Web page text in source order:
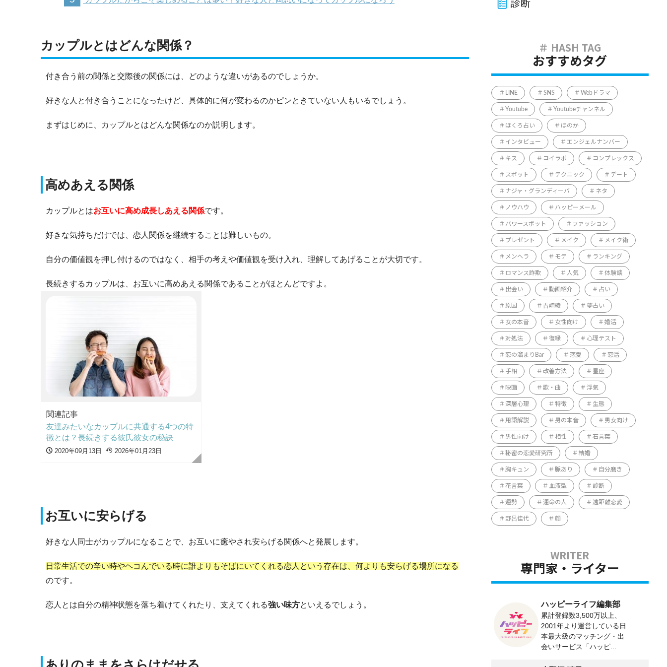
カップルとはどんな関係？
付き合う前の関係と交際後の関係には、どのような違いがあるのでしょうか。
好きな人と付き合うことになったけど、具体的に何が変わるのかピンときていない人もいるでしょう。
まずはじめに、カップルとはどんな関係なのか説明します。
高めあえる関係
カップルとはお互いに高め成長しあえる関係です。
好きな気持ちだけでは、恋人関係を継続することは難しいもの。
自分の価値観を押し付けるのではなく、相手の考えや価値観を受け入れ、理解してあげることが大切です。
長続きするカップルは、お互いに高めあえる関係であることがほとんどですよ。
関連記事
友達みたいなカップルに共通する4つの特
徴とは？長続きする彼氏彼女の秘訣
2020年09月13日 2026年01月23日
お互いに安らげる
好きな人同士がカップルになることで、お互いに癒やされ安らげる関係へと発展します。
日常生活での辛い時やヘコんでいる時に誰よりもそばにいてくれる恋人という存在は、何よりも安らげる場所になる
のです。
恋人とは自分の精神状態を落ち着けてくれたり、支えてくれる強い味方といえるでしょう。
診断
おすすめタグ
LINE SNS Webドラマ
Youtube Youtubeチャンネル
ほくろ占い ほのか
インタビュー エンジェルナンバー
キス コイラボ コンプレックス
スポット テクニック デート
ナジャ・グランディーバ ネタ
ノウハウ ハッピーメール
パワースポット ファッション
プレゼント メイク メイク術
メンヘラ モテ ランキング
ロマンス詐欺 人気 体験談
出会い 動画紹介 占い
原因 吉崎綾 夢占い
女の本音 女性向け 婚活
対処法 復縁 心理テスト
恋の溜まりBar 恋愛 恋活
手相 改善方法 星座
映画 歌・曲 浮気
深層心理 特徴 生態
用語解説 男の本音 男女向け
男性向け 相性 石言葉
秘密の恋愛研究所 結婚
胸キュン 脈あり 自分磨き
花言葉 血液型 診断
運勢 運命の人 遠距離恋愛
野呂佳代 顔
専門家・ライター
ハッピーライフ編集部
累計登録数3,500万以上、
2001年より運営している日
本最大級のマッチング・出
会いサービス「ハッピ...